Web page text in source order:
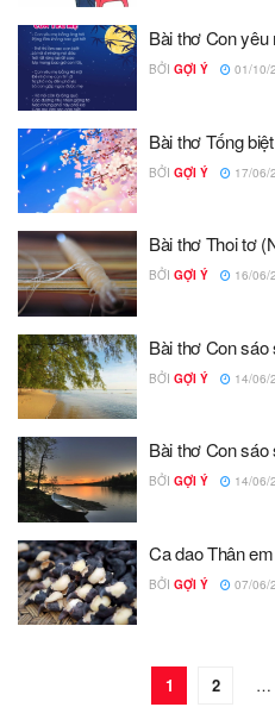
Bài thơ Con
BỞI GỢI Ý 01/10/
Bài thơ Tống
BỞI GỢI Ý 17/06/
Bài thơ Thoi tơ
BỞI GỢI Ý 16/06/
Bài thơ Con
BỞI GỢI Ý 14/06/
Bài thơ Con sáo
BỞI GỢI Ý 14/06/
Ca dao Thân
BỞI GỢI Ý 07/06/
1 2 …